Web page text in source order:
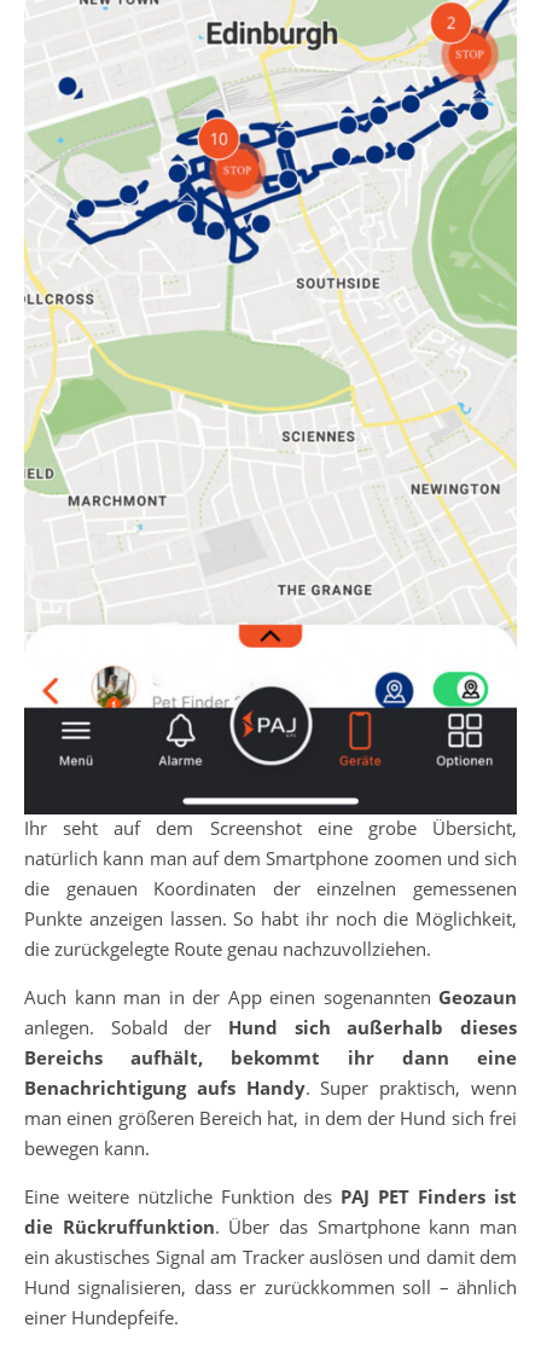
Ihr seht auf dem Screenshot eine grobe Übersicht,
natürlich kann man auf dem Smartphone zoomen und sich
die genauen Koordinaten der einzelnen gemessenen
Punkte anzeigen lassen. So habt ihr noch die Möglichkeit,
die zurückgelegte Route genau nachzuvollziehen.
Auch kann man in der App einen sogenannten Geozaun
anlegen. Sobald der Hund sich außerhalb dieses
Bereichs aufhält, bekommt ihr dann eine
Benachrichtigung aufs Handy. Super praktisch, wenn
man einen größeren Bereich hat, in dem der Hund sich frei
bewegen kann.
Eine weitere nützliche Funktion des PAJ PET Finders ist
die Rückruffunktion. Über das Smartphone kann man
ein akustisches Signal am Tracker auslösen und damit dem
Hund signalisieren, dass er zurückkommen soll – ähnlich
einer Hundepfeife.